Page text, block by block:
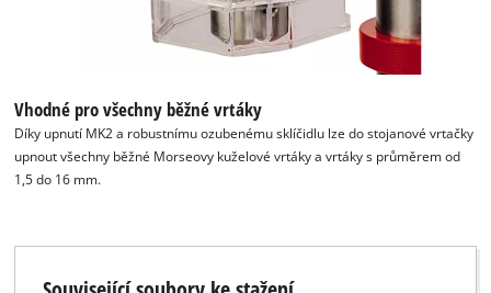
to trackers that are not disclosed to the
visitor. The website owner needs to setup
the site with their CMP to add this content
to the list of technologies used.
Powered by
Management Platform
Vhodné pro všechny běžné vrtáky
Díky upnutí MK2 a robustnímu ozubenému sklíčidlu lze do stojanové vrtačky
upnout všechny běžné Morseovy kuželové vrtáky a vrtáky s průměrem od
1,5 do 16 mm.